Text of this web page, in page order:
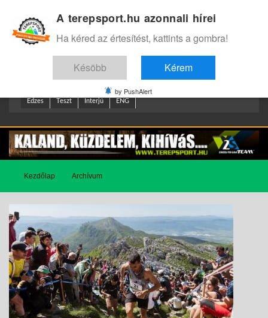
Edzes Teszt Interjú ENG
Kezdőlap Archívum
A terepsport.hu azonnali hírei
Ha kéred az értesítést, kattints a gombra!
Késöbb Kérem
by PushAlert